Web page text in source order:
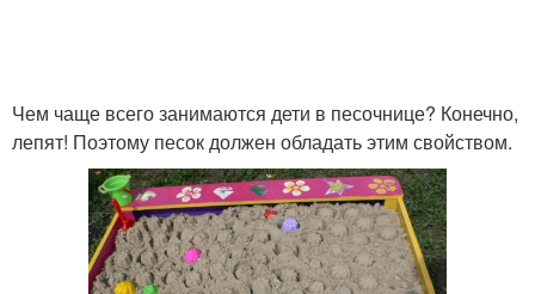
Чем чаще всего занимаются дети в песочнице? Конечно,
лепят! Поэтому песок должен обладать этим свойством.